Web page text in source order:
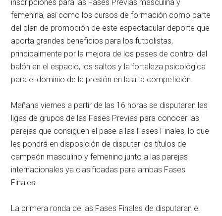
inscripciones para las Fases Previas masculina y
femenina, así como los cursos de formación como parte
del plan de promoción de este espectacular deporte que
aporta grandes beneficios para los futbolistas,
principalmente por la mejora de los pases de control del
balón en el espacio, los saltos y la fortaleza psicológica
para el dominio de la presión en la alta competición.
Mañana viernes a partir de las 16 horas se disputaran las
ligas de grupos de las Fases Previas para conocer las
parejas que consiguen el pase a las Fases Finales, lo que
les pondrá en disposición de disputar los títulos de
campeón masculino y femenino junto a las parejas
internacionales ya clasificadas para ambas Fases
Finales.
La primera ronda de las Fases Finales de disputaran el